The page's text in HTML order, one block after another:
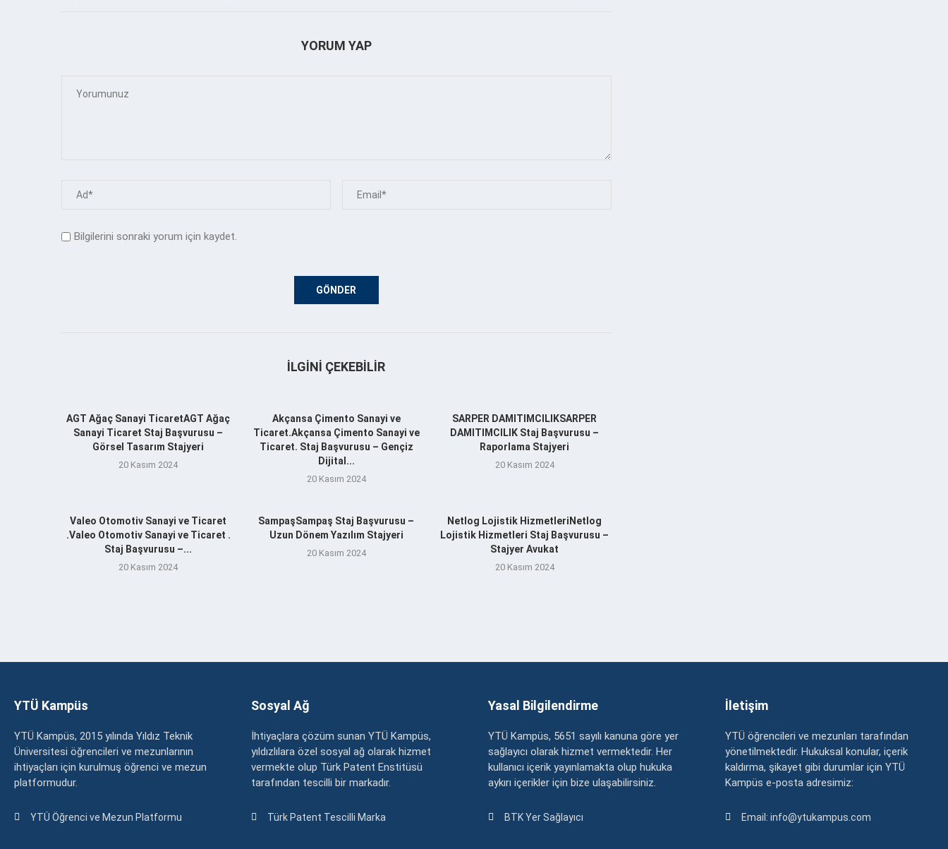
YORUM YAP
Bilgilerini sonraki yorum için kaydet.
İLGINI ÇEKEBILIR
AGT Ağaç Sanayi TicaretAGT Ağaç
Sanayi Ticaret Staj Başvurusu –
Görsel Tasarım Stajyeri
20 Kasım 2024
Akçansa Çimento Sanayi ve
Ticaret.Akçansa Çimento Sanayi ve
Ticaret. Staj Başvurusu – Gençiz
Dijital...
20 Kasım 2024
SARPER DAMITIMCILIKSARPER
DAMITIMCILIK Staj Başvurusu –
Raporlama Stajyeri
20 Kasım 2024
Valeo Otomotiv Sanayi ve Ticaret
.Valeo Otomotiv Sanayi ve Ticaret .
Staj Başvurusu –...
20 Kasım 2024
SampaşSampaş Staj Başvurusu –
Uzun Dönem Yazılım Stajyeri
20 Kasım 2024
Netlog Lojistik HizmetleriNetlog
Lojistik Hizmetleri Staj Başvurusu –
Stajyer Avukat
20 Kasım 2024
YTÜ Kampüs
YTÜ Kampüs, 2015 yılında Yıldız Teknik
Üniversitesi öğrencileri ve mezunlarının
ihtiyaçları için kurulmuş öğrenci ve mezun
platformudur.
YTÜ Öğrenci ve Mezun Platformu
Sosyal Ağ
İhtiyaçlara çözüm sunan YTÜ Kampüs,
yıldızlılara özel sosyal ağ olarak hizmet
vermekte olup Türk Patent Enstitüsü
tarafından tescilli bir markadır.
Türk Patent Tescilli Marka
Yasal Bilgilendirme
YTÜ Kampüs, 5651 sayılı kanuna göre yer
sağlayıcı olarak hizmet vermektedir. Her
kullanıcı içerik yayınlamakta olup hukuka
aykırı içerikler için bize ulaşabilirsiniz.
BTK Yer Sağlayıcı
İletişim
YTÜ öğrencileri ve mezunları tarafından
yönetilmektedir. Hukuksal konular, içerik
kaldırma, şikayet gibi durumlar için YTÜ
Kampüs e-posta adresimiz:
Email: info@ytukampus.com